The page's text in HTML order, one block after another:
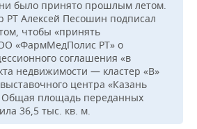
было принято прошлым летом.
РТ Алексей Песошин подписал
чтобы «принять
«ФармМедПолис РТ» о
соглашения «в
недвижимости — кластер «В»
центра «Казань
Общая площадь переданных
36,5 тыс. кв. м.